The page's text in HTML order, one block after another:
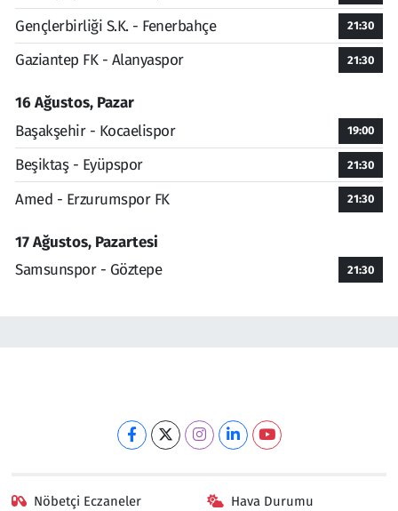
Gençlerbirliği S.K. - Fenerbahçe 21:30
Gaziantep FK - Alanyaspor 21:30
16 Ağustos, Pazar
Başakşehir - Kocaelispor
19:00
Beşiktaş - Eyüpspor 21:30
Amed - Erzurumspor FK 21:30
17 Ağustos, Pazartesi
Samsunspor - Göztepe
21:30
Nöbetçi Eczaneler Hava Durumu